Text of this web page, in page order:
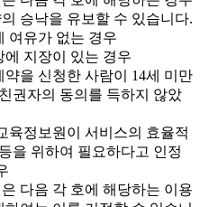
승낙을 유보할 수 있습니다.
여유가 없는 경우
에 지장이 있는 경우
약을 신청한 사람이 14세 미만
권자의 동의를 득하지 않았
육정보원이 서비스의 효율적
을 위하여 필요하다고 인정
다음 각 호에 해당하는 이용